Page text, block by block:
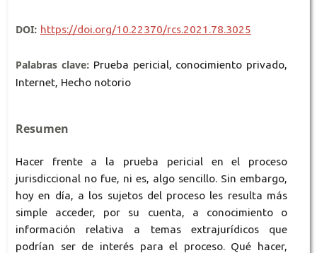
DOI: https://doi.org/10.22370/rcs.2021.78.3025
Palabras clave: Prueba pericial, conocimiento privado,
Internet, Hecho notorio
Resumen
Hacer frente a la prueba pericial en el proceso
jurisdiccional no fue, ni es, algo sencillo. Sin embargo,
hoy en día, a los sujetos del proceso les resulta más
simple acceder, por su cuenta, a conocimiento o
información relativa a temas extrajurídicos que
podrían ser de interés para el proceso. Qué hacer,